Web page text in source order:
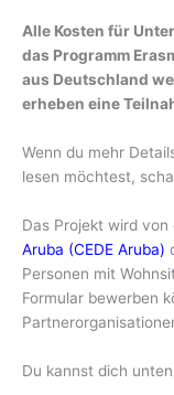
Alle Kosten für
das Programm
aus Deutschland
erheben eine
Wenn du mehr
lesen möchtest,
Das Projekt wird von
Aruba (CEDE Aruba)
Personen mit
Formular bewerben
Du kannst dich